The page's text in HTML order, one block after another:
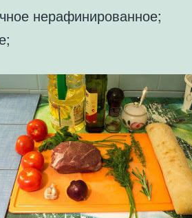
нерафинированное;